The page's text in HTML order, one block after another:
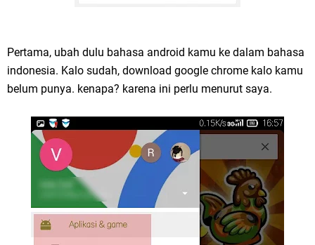
Pertama, ubah dulu bahasa android kamu ke dalam bahasa
indonesia. Kalo sudah, download google chrome kalo kamu
belum punya. kenapa? karena ini perlu menurut saya.